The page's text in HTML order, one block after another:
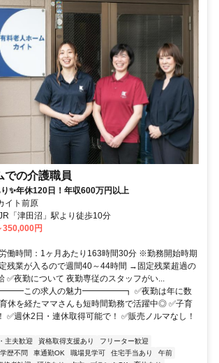
での介護職員
✨年休120日！年収600万円以上
イト前原
「津田沼」駅より徒歩10分
350,000円
働時間：1ヶ月あたり163時間30分 ※勤務開始時期
残業が入るので週間40～44時間 →固定残業超過の
✅夜勤について 夜勤専従のスタッフがい...
この求人の魅力━━━━━┓ ✅夜勤は年に数
休を経たママさんも短時間勤務で活躍中◎ ✅子育
✅週休2日・連休取得可能で！ ✅販売ノルマなし！
主夫歓迎 資格取得支援あり
フリーター歓迎
学歴不問 車通勤OK 職場見学可 住宅手当あり
午前